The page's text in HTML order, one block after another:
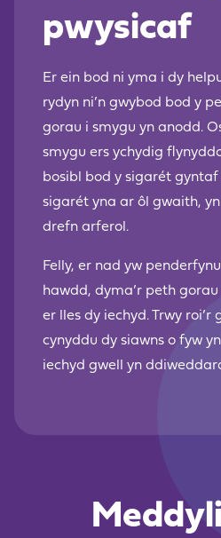
pwysicaf
Er ein bod ni yma i dy
rydyn ni’n gwybod bod y
gorau i smygu yn anodd.
smygu ers ychydig
bosibl bod y sigarét gyntaf
sigarét yna ar ôl gwaith,
drefn arferol.
Felly, er nad yw
hawdd, dyma’r peth
er lles dy iechyd. Trwy roi’r
cynyddu dy siawns o fyw
iechyd gwell yn